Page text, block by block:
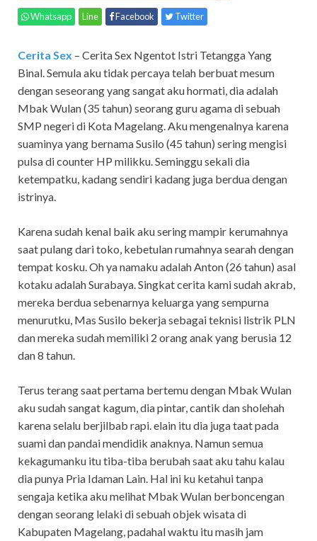
Whatsapp Line Facebook Twitter
Cerita Sex – Cerita Sex Ngentot Istri Tetangga Yang
Binal. Semula aku tidak percaya telah berbuat mesum
dengan seseorang yang sangat aku hormati, dia adalah
Mbak Wulan (35 tahun) seorang guru agama di sebuah
SMP negeri di Kota Magelang. Aku mengenalnya karena
suaminya yang bernama Susilo (45 tahun) sering mengisi
pulsa di counter HP milikku. Seminggu sekali dia
ketempatku, kadang sendiri kadang juga berdua dengan
istrinya.
Karena sudah kenal baik aku sering mampir kerumahnya
saat pulang dari toko, kebetulan rumahnya searah dengan
tempat kosku. Oh ya namaku adalah Anton (26 tahun) asal
kotaku adalah Surabaya. Singkat cerita kami sudah akrab,
mereka berdua sebenarnya keluarga yang sempurna
menurutku, Mas Susilo bekerja sebagai teknisi listrik PLN
dan mereka sudah memiliki 2 orang anak yang berusia 12
dan 8 tahun.
Terus terang saat pertama bertemu dengan Mbak Wulan
aku sudah sangat kagum, dia pintar, cantik dan sholehah
karena selalu berjilbab rapi. elain itu dia juga taat pada
suami dan pandai mendidik anaknya. Namun semua
kekagumanku itu tiba-tiba berubah saat aku tahu kalau
dia punya Pria Idaman Lain. Hal ini ku ketahui tanpa
sengaja ketika aku melihat Mbak Wulan berboncengan
dengan seorang lelaki di sebuah objek wisata di
Kabupaten Magelang, padahal waktu itu masih jam